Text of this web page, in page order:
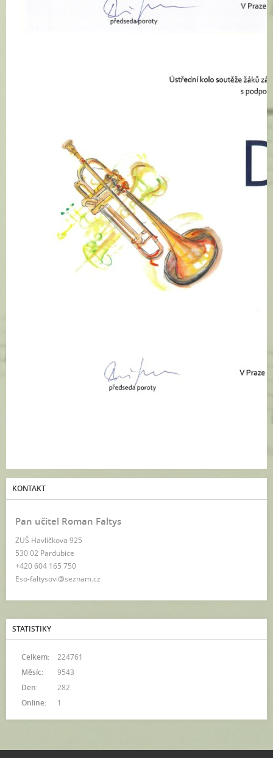
KONTAKT
Pan učitel Roman Faltys
ZUŠ Havlíčkova 925
530 02 Pardubice
+420 604 165 750
Eso-faltysovi@seznam.cz
STATISTIKY
Online: 1
Celkem:
224761
Měsíc:
9543
Den:
282